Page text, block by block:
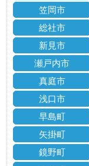
笠岡市
総社市
新見市
瀬戸内市
真庭市
浅口市
早島町
矢掛町
鏡野町